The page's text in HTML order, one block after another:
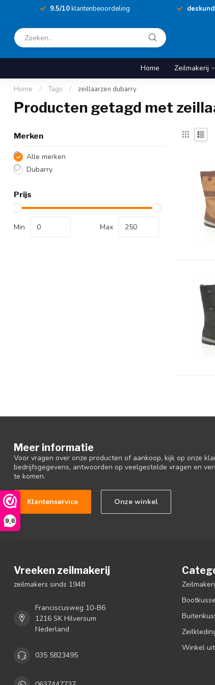
9,6
9.5/10klantenbeoordeling
Home Zeilmakerij
Home / Tags / zeillaarzen dubarry
Producten getagd met
Merken
Alle merken
Dubarry
Prijs
Min Max
Meer informatie
Voor vragen over onze producten of aankoop, kijk op onze
bedrijfsgegevens, antwoorden op veelgestelde vragen en
te komen.
Klantenservice Onze winkel
Vreeken zeilmakerij
zeilmakers sinds 1948
Franciscusweg 10-B6
1216 SK Hilversum
Nederland
035 5823495
Winkel